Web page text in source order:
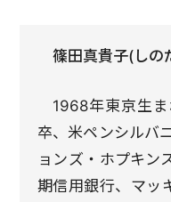
篠田真貴子(しの
1968年東京生
卒、米ペンシルバ
ョンズ・ホプキン
期信用銀行、マッ